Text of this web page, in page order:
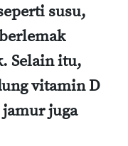
susu,
Selain itu,
vitamin D
juga